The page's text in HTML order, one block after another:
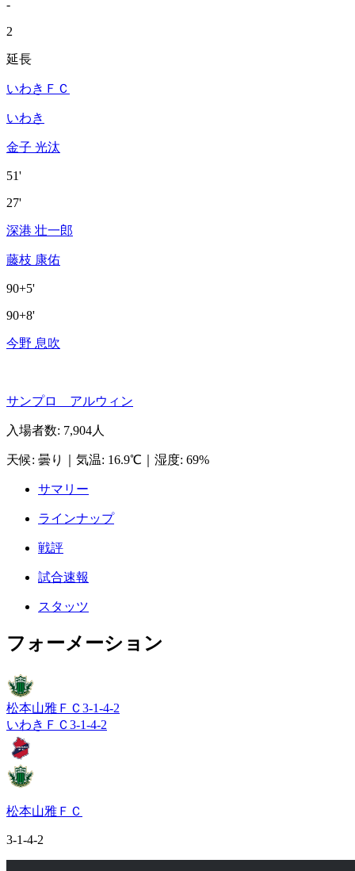
-
2
延長
いわきＦＣ
いわき
金子 光汰
51'
27'
深港 壮一郎
藤枝 康佑
90+5'
90+8'
今野 息吹
サンプロ アルウィン
入場者数: 7,904人
天候: 曇り 気温: 16.9℃ 湿度: 69%
サマリー
ラインナップ
戦評
試合速報
スタッツ
フォーメーション
松本山雅ＦＣ 3-1-4-2
いわきＦＣ 3-1-4-2
松本山雅ＦＣ
3-1-4-2